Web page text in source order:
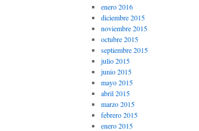
enero 2016
diciembre 2015
noviembre 2015
octubre 2015
septiembre 2015
julio 2015
junio 2015
mayo 2015
abril 2015
marzo 2015
febrero 2015
enero 2015